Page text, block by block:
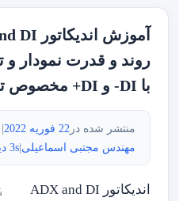
روند و قدرت نمودار
با DI- و DI+ مخصوص تریدینگ‌ویو
منتشر شده در 22 فوریه 2022
مهندس مجتبی اسماعیلی|3s دیدگاه
اندیکاتور ADX and DI